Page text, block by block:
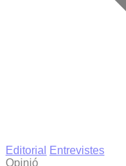
Editorial
Entrevistes
Opinió